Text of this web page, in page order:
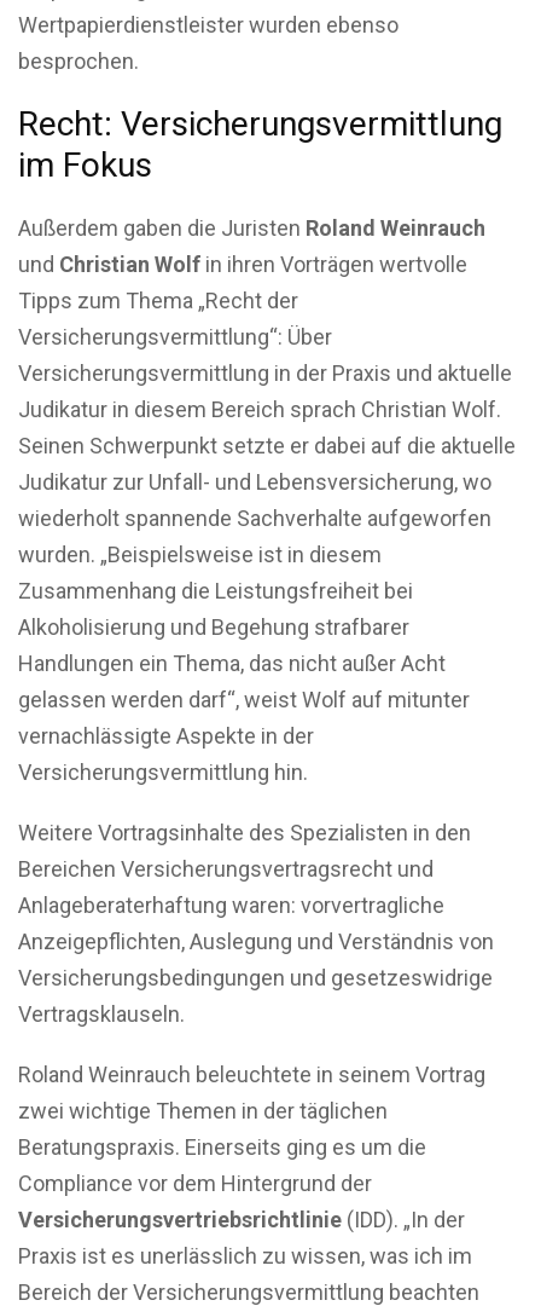
Wertpapierdienstleister wurden ebenso
besprochen.
Recht: Versicherungsvermittlung
im Fokus
Außerdem gaben die Juristen Roland Weinrauch
und Christian Wolf in ihren Vorträgen wertvolle
Tipps zum Thema „Recht der
Versicherungsvermittlung“: Über
Versicherungsvermittlung in der Praxis und aktuelle
Judikatur in diesem Bereich sprach Christian Wolf.
Seinen Schwerpunkt setzte er dabei auf die aktuelle
Judikatur zur Unfall- und Lebensversicherung, wo
wiederholt spannende Sachverhalte aufgeworfen
wurden. „Beispielsweise ist in diesem
Zusammenhang die Leistungsfreiheit bei
Alkoholisierung und Begehung strafbarer
Handlungen ein Thema, das nicht außer Acht
gelassen werden darf“, weist Wolf auf mitunter
vernachlässigte Aspekte in der
Versicherungsvermittlung hin.
Weitere Vortragsinhalte des Spezialisten in den
Bereichen Versicherungsvertragsrecht und
Anlageberaterhaftung waren: vorvertragliche
Anzeigepflichten, Auslegung und Verständnis von
Versicherungsbedingungen und gesetzeswidrige
Vertragsklauseln.
Roland Weinrauch beleuchtete in seinem Vortrag
zwei wichtige Themen in der täglichen
Beratungspraxis. Einerseits ging es um die
Compliance vor dem Hintergrund der
Versicherungsvertriebsrichtlinie (IDD). „In der
Praxis ist es unerlässlich zu wissen, was ich im
Bereich der Versicherungsvermittlung beachten